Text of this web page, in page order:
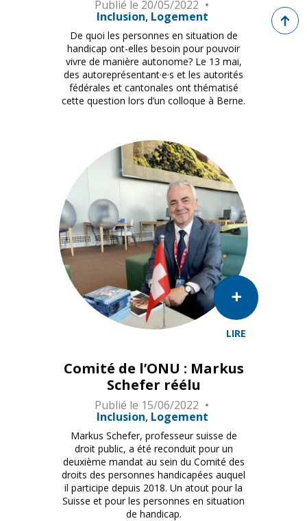
Publié le 20/05/2022
Inclusion Logement
De quoi les personnes en situation de
handicap ont-elles besoin pour pouvoir
vivre de manière autonome? Le 13 mai,
des autoreprésentant·e·s et les autorités
fédérales et cantonales ont thématisé
cette question lors d’un colloque à Berne.
LIRE
Comité de l’ONU : Markus
Schefer réélu
Publié le 15/06/2022
Inclusion Logement
Markus Schefer, professeur suisse de
droit public, a été reconduit pour un
deuxième mandat au sein du Comité des
droits des personnes handicapées auquel
il participe depuis 2018. Un atout pour la
Suisse et pour les personnes en situation
de handicap.
Retour